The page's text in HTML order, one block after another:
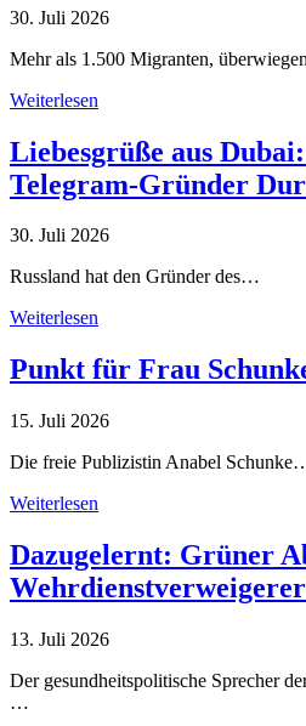
30. Juli 2026
Mehr als 1.500 Migranten,
Weiterlesen
Liebesgrüße aus
Telegram-Gründer
30. Juli 2026
Russland hat den Gründer des…
Weiterlesen
Punkt für Frau
15. Juli 2026
Die freie Publizistin Anabel
Weiterlesen
Dazugelernt: Grüner
13. Juli 2026
Der gesundheitspolitische Sprecher
…